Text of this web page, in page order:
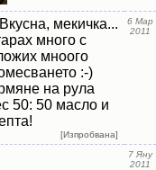
мекичка...
много с
мноого
:-)
на рула
50: 50 масло и
[Изпробвана]
6 Мар
2011
7 Яну
2011